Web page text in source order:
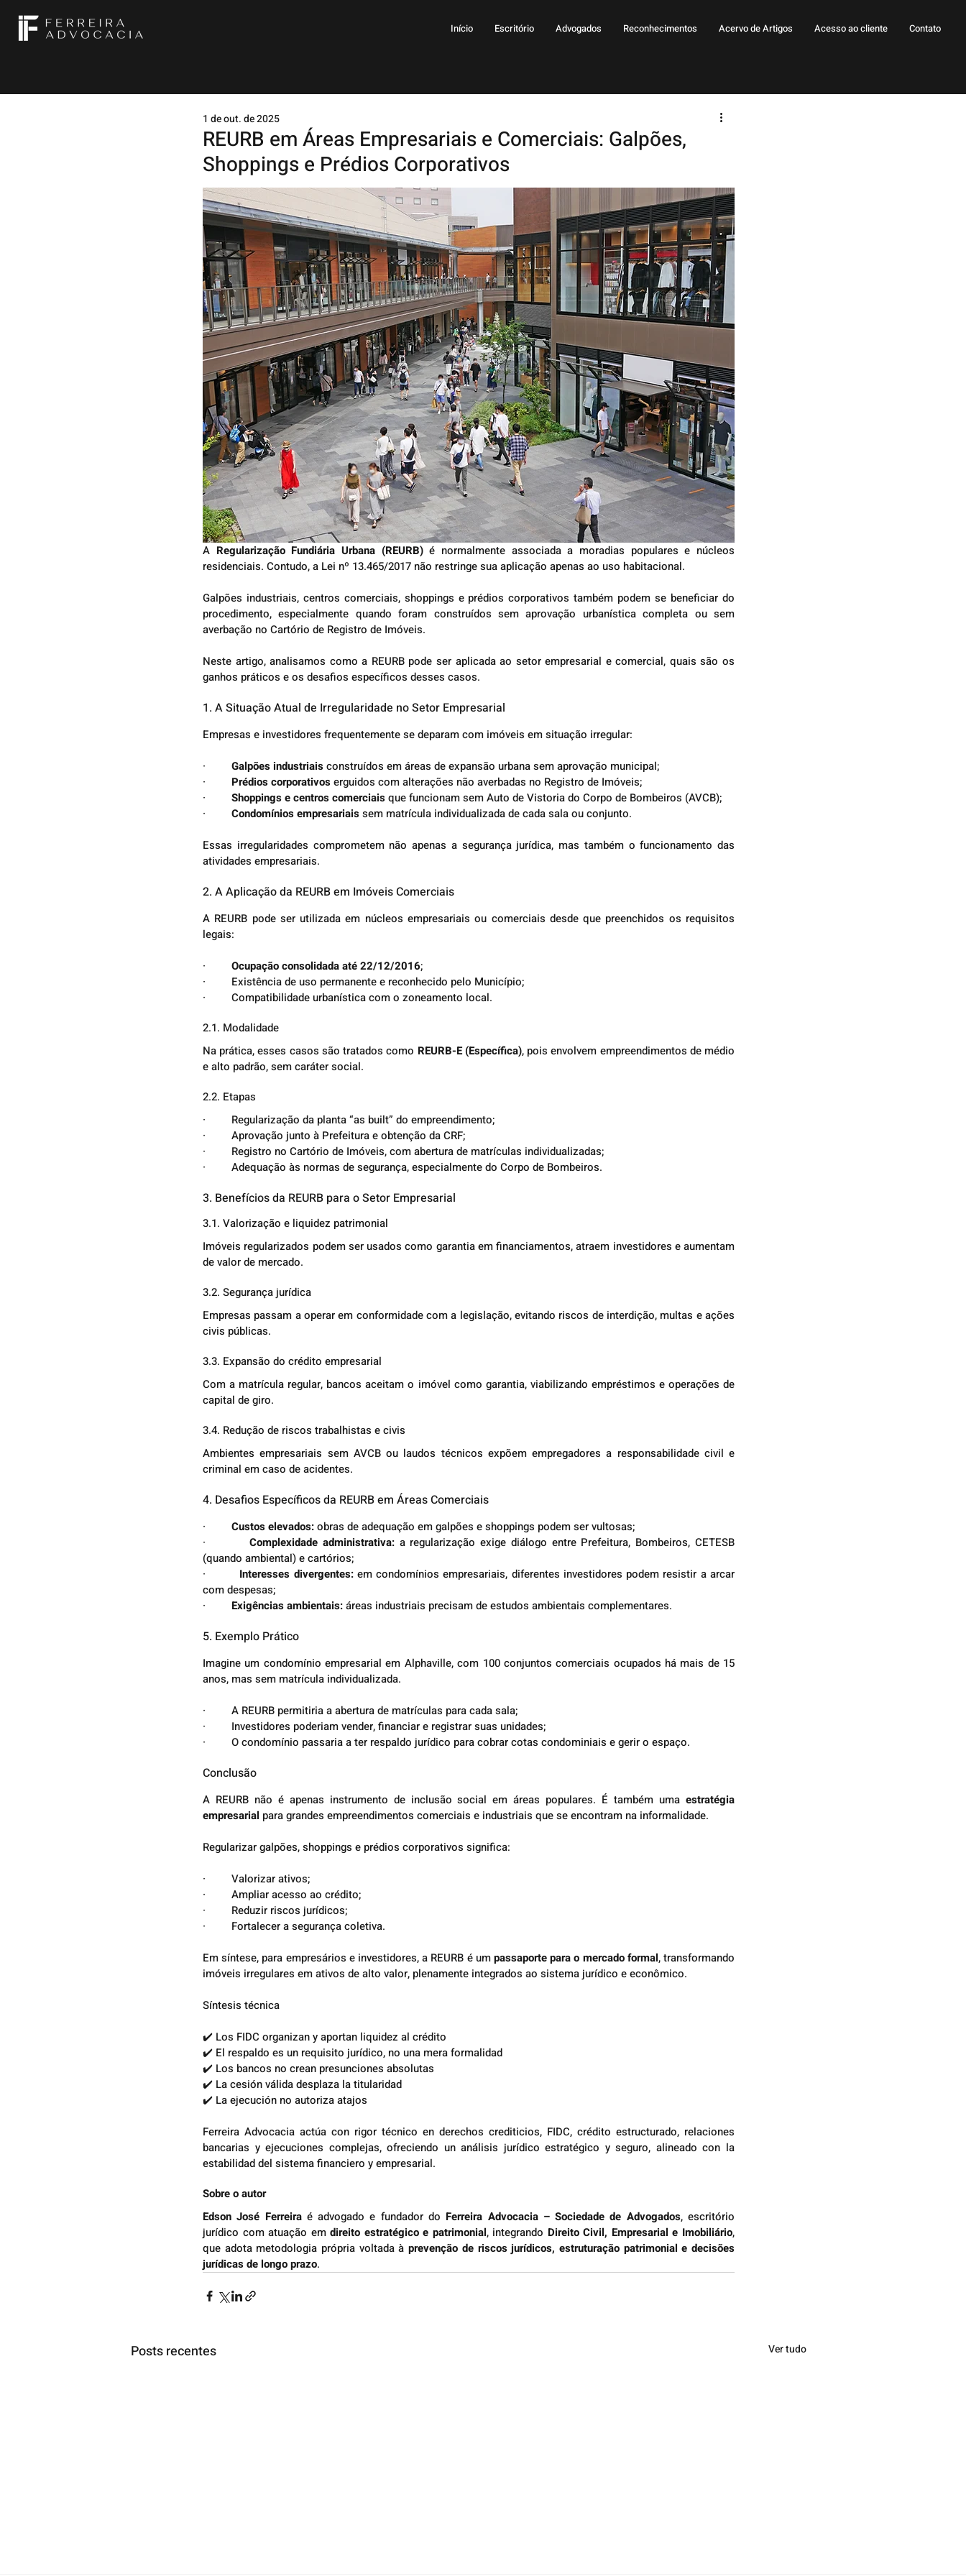
Início Escritório Advogados Reconhecimentos Acervo de Artigos Acesso ao cliente Contato
REURB em Áreas Empresariais e Comerciais: Galpões,
Shoppings e Prédios Corporativos
1 de out. de 2025
A Regularização Fundiária Urbana (REURB) é normalmente associada a moradias populares e núcleos
residenciais. Contudo, a Lei nº 13.465/2017 não restringe sua aplicação apenas ao uso habitacional.
Galpões industriais, centros comerciais, shoppings e prédios corporativos também podem se beneficiar do
procedimento, especialmente quando foram construídos sem aprovação urbanística completa ou sem
averbação no Cartório de Registro de Imóveis.
Neste artigo, analisamos como a REURB pode ser aplicada ao setor empresarial e comercial, quais são os
ganhos práticos e os desafios específicos desses casos.
1. A Situação Atual de Irregularidade no Setor Empresarial
Empresas e investidores frequentemente se deparam com imóveis em situação irregular:
· Galpões industriais construídos em áreas de expansão urbana sem aprovação municipal;
· Prédios corporativos erguidos com alterações não averbadas no Registro de Imóveis;
· Shoppings e centros comerciais que funcionam sem Auto de Vistoria do Corpo de Bombeiros (AVCB);
· Condomínios empresariais sem matrícula individualizada de cada sala ou conjunto.
Essas irregularidades comprometem não apenas a segurança jurídica, mas também o funcionamento das
atividades empresariais.
2. A Aplicação da REURB em Imóveis Comerciais
A REURB pode ser utilizada em núcleos empresariais ou comerciais desde que preenchidos os requisitos
legais:
· Ocupação consolidada até 22/12/2016;
·         Existência de uso permanente e reconhecido pelo Município;
·         Compatibilidade urbanística com o zoneamento local.
2.1. Modalidade
Na prática, esses casos são tratados como REURB-E (Específica), pois envolvem empreendimentos de médio
e alto padrão, sem caráter social.
2.2. Etapas
·         Regularização da planta “as built” do empreendimento;
·         Aprovação junto à Prefeitura e obtenção da CRF;
·         Registro no Cartório de Imóveis, com abertura de matrículas individualizadas;
·         Adequação às normas de segurança, especialmente do Corpo de Bombeiros.
3. Benefícios da REURB para o Setor Empresarial
3.1. Valorização e liquidez patrimonial
Imóveis regularizados podem ser usados como garantia em financiamentos, atraem investidores e aumentam
de valor de mercado.
3.2. Segurança jurídica
Empresas passam a operar em conformidade com a legislação, evitando riscos de interdição, multas e ações
civis públicas.
3.3. Expansão do crédito empresarial
Com a matrícula regular, bancos aceitam o imóvel como garantia, viabilizando empréstimos e operações de
capital de giro.
3.4. Redução de riscos trabalhistas e civis
Ambientes empresariais sem AVCB ou laudos técnicos expõem empregadores a responsabilidade civil e
criminal em caso de acidentes.
4. Desafios Específicos da REURB em Áreas Comerciais
· Custos elevados: obras de adequação em galpões e shoppings podem ser vultosas;
· Complexidade administrativa: a regularização exige diálogo entre Prefeitura, Bombeiros, CETESB
(quando ambiental) e cartórios;
· Interesses divergentes: em condomínios empresariais, diferentes investidores podem resistir a arcar
com despesas;
· Exigências ambientais: áreas industriais precisam de estudos ambientais complementares.
5. Exemplo Prático
Imagine um condomínio empresarial em Alphaville, com 100 conjuntos comerciais ocupados há mais de 15
anos, mas sem matrícula individualizada.
·         A REURB permitiria a abertura de matrículas para cada sala;
·         Investidores poderiam vender, financiar e registrar suas unidades;
·         O condomínio passaria a ter respaldo jurídico para cobrar cotas condominiais e gerir o espaço.
Conclusão
A REURB não é apenas instrumento de inclusão social em áreas populares. É também uma estratégia
empresarial para grandes empreendimentos comerciais e industriais que se encontram na informalidade.
Regularizar galpões, shoppings e prédios corporativos significa:
·         Valorizar ativos;
·         Ampliar acesso ao crédito;
·         Reduzir riscos jurídicos;
·         Fortalecer a segurança coletiva.
Em síntese, para empresários e investidores, a REURB é um passaporte para o mercado formal, transformando
imóveis irregulares em ativos de alto valor, plenamente integrados ao sistema jurídico e econômico.
Síntesis técnica
✔️ Los FIDC organizan y aportan liquidez al crédito
✔️ El respaldo es un requisito jurídico, no una mera formalidad
✔️ Los bancos no crean presunciones absolutas
✔️ La cesión válida desplaza la titularidad
✔️ La ejecución no autoriza atajos
Ferreira Advocacia actúa con rigor técnico en derechos crediticios, FIDC, crédito estructurado, relaciones
bancarias y ejecuciones complejas, ofreciendo un análisis jurídico estratégico y seguro, alineado con la
estabilidad del sistema financiero y empresarial.
Sobre o autor
Edson José Ferreira é advogado e fundador do Ferreira Advocacia – Sociedade de Advogados, escritório
jurídico com atuação em direito estratégico e patrimonial, integrando Direito Civil, Empresarial e Imobiliário,
que adota metodologia própria voltada à prevenção de riscos jurídicos, estruturação patrimonial e decisões
jurídicas de longo prazo.
Posts recentes Ver tudo